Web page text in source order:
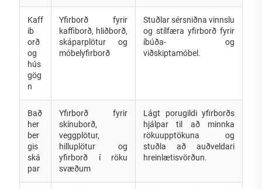
Kaff
ib
orð
og
hús
gög
n
Yfirborð fyrir
kaffiborð, hliðborð,
skáparplötur og
móbelyfirborð
Stuðlar sérsniðna vinnslu
og stílfæra yfirborð fyrir
íbúða- og
viðskiptamóbel.
Bað
her
ber
gis
ská
par
Yfirborð fyrir
skínuborð,
veggplötur,
hilluplötur og
yfirborð í röku
svæðum
Lágt porugildi yfirborðs
hjálpar til að minnka
rökuupptökuna og
stuðla að auðveldari
hreinlætisvörðun.